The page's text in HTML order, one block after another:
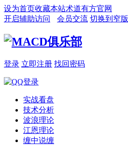
设为首页收藏本站术道有方官网
开启辅助访问
会员交流 切换到窄版
登录 立即注册 找回密码
实战看盘
技术分析
波浪理论
江恩理论
缠中说缠